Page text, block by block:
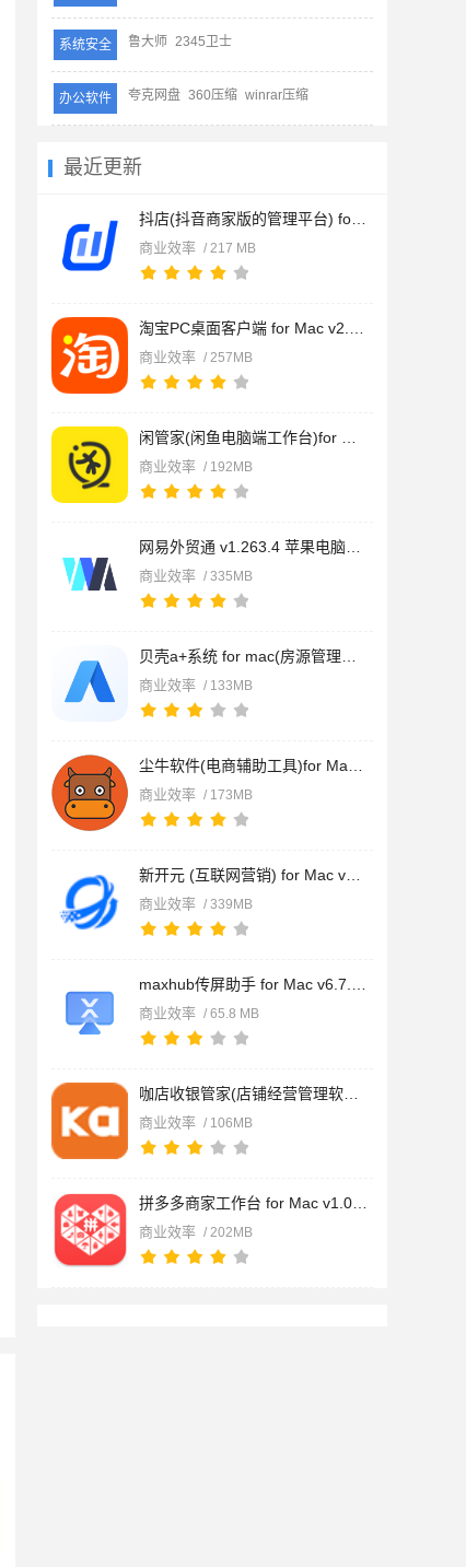
系统安全 鲁大师 2345卫士
办公软件 夸克网盘 360压缩 winrar压缩
最近更新
商业效率 / 217 MB
商业效率 / 257MB
商业效率 / 192MB
商业效率 / 335MB
商业效率 / 133MB
商业效率 / 173MB
商业效率 / 339MB
商业效率 / 65.8 MB
商业效率 / 106MB
商业效率 / 202MB